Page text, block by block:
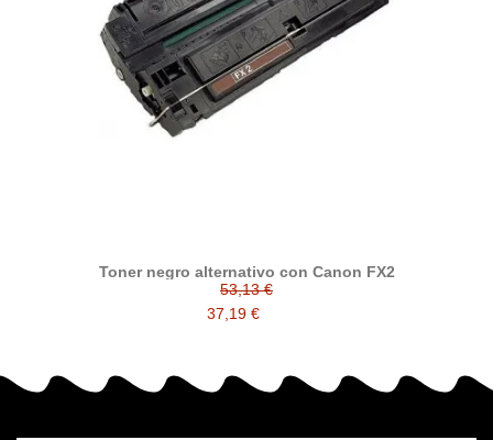
Toner negro alternativo con Canon FX2
53,13 €
37,19 €